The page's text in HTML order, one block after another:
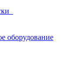
оборудование